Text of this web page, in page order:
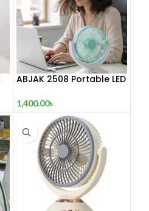
ABJAK 2508 Portable LED
1,400.00৳